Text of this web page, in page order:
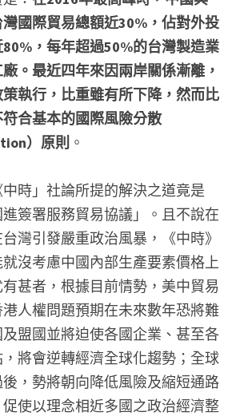
國際貿易總額近30%，佔對外投
，每年超過50%的台灣製造業
。最近四年來因兩岸關係漸離，
執行，比重雖有所下降，然而比
合基本的國際風險分散
）原則 。
時」社論所提的解決之道竟是
進簽署服務貿易協議」。且不說在
灣引發嚴重政治風暴，《中時》
沒考慮中國內部生產要素價格上
甚者，根據目前情勢，美中貿易
人權問題預期在未來數年恐將難
盟國並將迫使各國企業、甚至各
將會逆轉經濟全球化趨勢；全球
，勢將朝向降低風險及縮短通路
使以理念相近多國之政治經濟整